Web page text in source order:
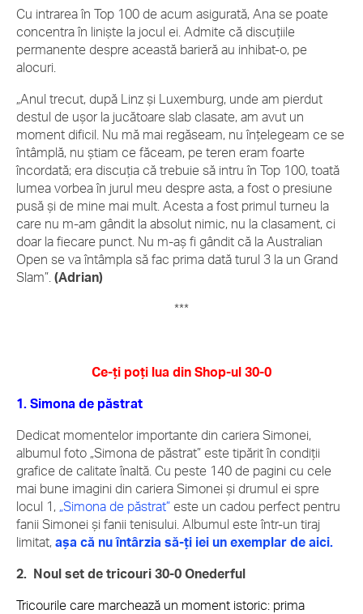
Cu intrarea în Top 100 de acum asigurată, Ana se poate
concentra în liniște la jocul ei. Admite că discuțiile
permanente despre această barieră au inhibat-o, pe
alocuri.
„Anul trecut, după Linz și Luxemburg, unde am pierdut
destul de ușor la jucătoare slab clasate, am avut un
moment dificil. Nu mă mai regăseam, nu înțelegeam ce se
întâmplă, nu știam ce făceam, pe teren eram foarte
încordată; era discuția că trebuie să intru în Top 100, toată
lumea vorbea în jurul meu despre asta, a fost o presiune
pusă și de mine mai mult. Acesta a fost primul turneu la
care nu m-am gândit la absolut nimic, nu la clasament, ci
doar la fiecare punct. Nu m-aș fi gândit că la Australian
Open se va întâmpla să fac prima dată turul 3 la un Grand
Slam”. (Adrian)
***
Ce-ți poți lua din Shop-ul 30-0
1. Simona de păstrat
Dedicat momentelor importante din cariera Simonei,
albumul foto „Simona de păstrat” este tipărit în condiții
grafice de calitate înaltă. Cu peste 140 de pagini cu cele
mai bune imagini din cariera Simonei și drumul ei spre
locul 1, „Simona de păstrat” este un cadou perfect pentru
fanii Simonei și fanii tenisului. Albumul este într-un tiraj
limitat, așa că nu întârzia să-ți iei un exemplar de aici.
2. Noul set de tricouri 30-0 Onederful
Tricourile care marchează un moment istoric: prima